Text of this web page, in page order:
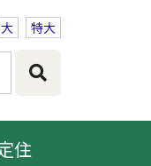
大 特大
住